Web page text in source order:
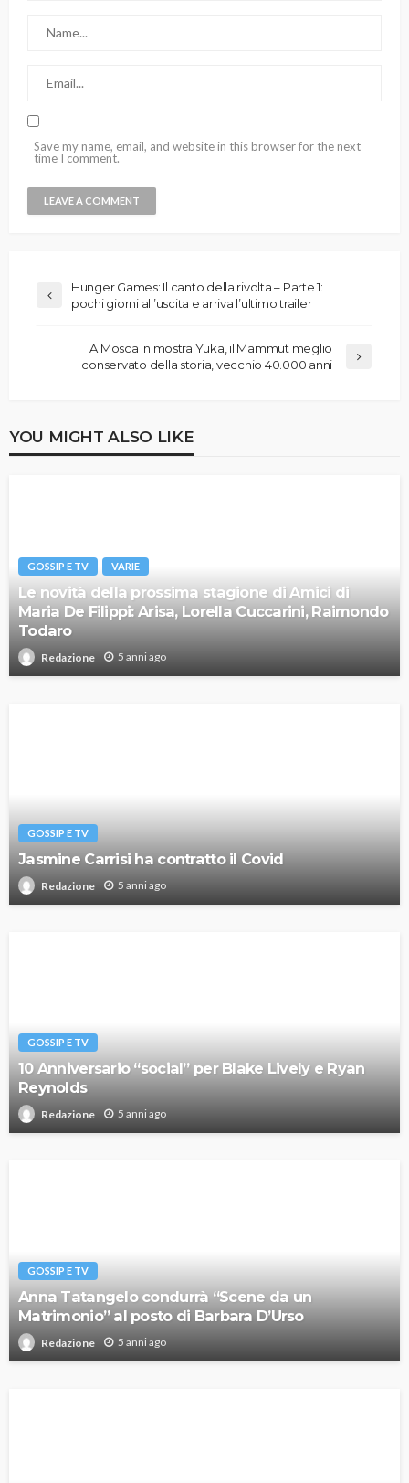
Save my name, email, and website in this browser for the next
time I comment.
Hunger Games: Il canto della rivolta – Parte 1:
pochi giorni all’uscita e arriva l’ultimo trailer
A Mosca in mostra Yuka, il Mammut meglio
conservato della storia, vecchio 40.000 anni
YOU MIGHT ALSO LIKE
GOSSIP E TV VARIE
Le novità della prossima stagione di Amici di
Maria De Filippi: Arisa, Lorella Cuccarini, Raimondo
Todaro
Redazione 5 anni ago
GOSSIP E TV
Jasmine Carrisi ha contratto il Covid
Redazione 5 anni ago
GOSSIP E TV
10 Anniversario “social” per Blake Lively e Ryan
Reynolds
Redazione 5 anni ago
GOSSIP E TV
Anna Tatangelo condurrà “Scene da un
Matrimonio” al posto di Barbara D’Urso
Redazione 5 anni ago